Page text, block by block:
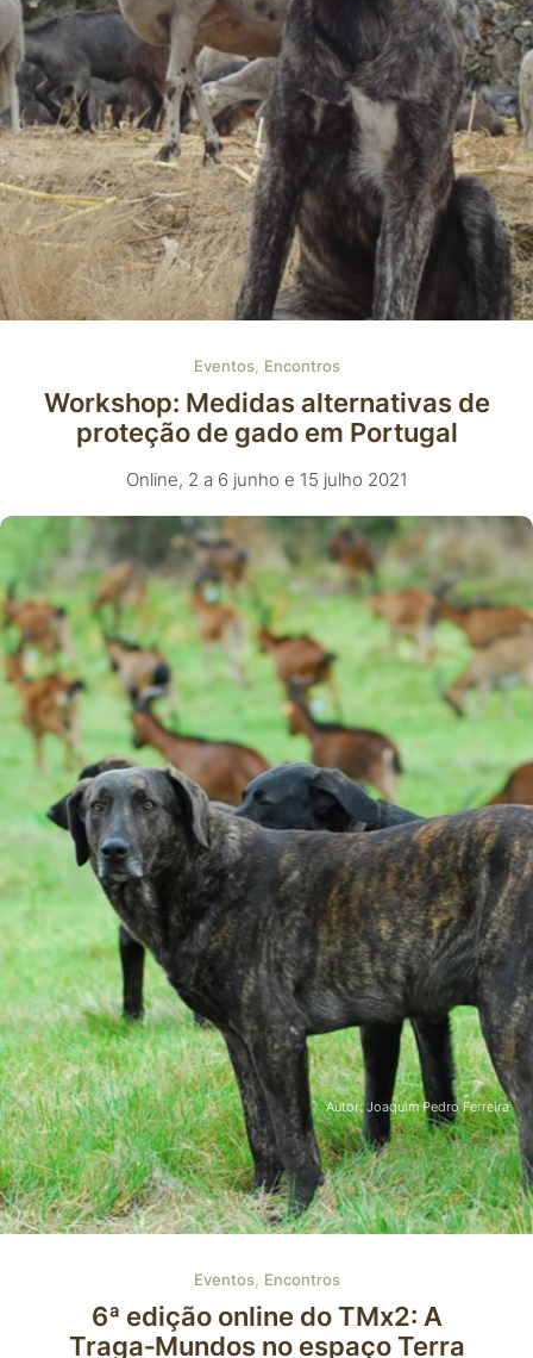
Eventos, Encontros
Workshop: Medidas alternativas de
proteção de gado em Portugal
Online, 2 a 6 junho e 15 julho 2021
Autor: Joaquim Pedro Ferreira
Eventos, Encontros
6ª edição online do TMx2: A
Traga‑Mundos no espaço Terra